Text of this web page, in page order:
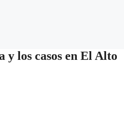
y los casos en El Alto